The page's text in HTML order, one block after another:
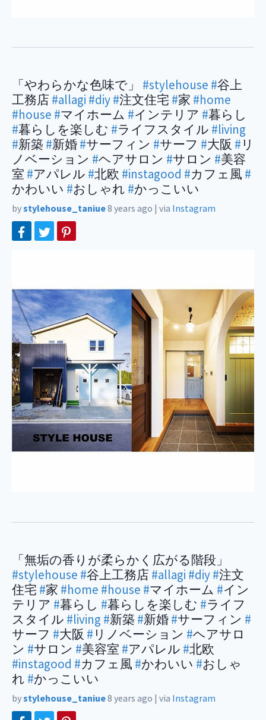
「やわらかな色味で」 #stylehouse #谷上
工務店 #allagi #diy#注文住宅 #家 #home
#house #マイホーム #インテリア #暮らし
#暮らしを楽しむ #ライフスタイル #living
#新築 #新婚#サーフィン #サーフ #大阪 # リ
ノベーション #ヘアサロン #サロン #美容
室 #アパレル #北欧 #instagood #カフェ風 #
かわいい #おしゃれ #かっこいい
bystylehouse_taniue8 years ago | via Instagram
「無垢の香りが柔らかく広がる階段」
#stylehouse #谷上工務店 #allagi #diy#注文
住宅 #家 #home #house #マイホーム #イン
テリア #暮らし #暮らしを楽しむ #ライフ
スタイル #living #新築 #新婚#サーフィン #
サーフ #大阪 # リノベーション #ヘアサロ
ン #サロン #美容室 #アパレル #北欧
#instagood #カフェ風 #かわいい #おしゃ
れ #かっこいい
bystylehouse_taniue8 years ago | via Instagram